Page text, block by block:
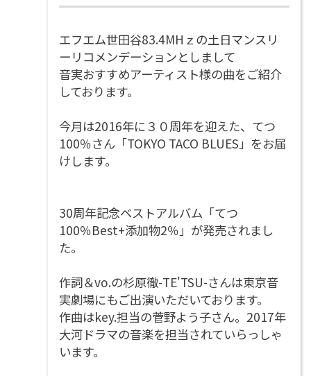
エフエム世田谷83.4MHｚ の土日マンスリ
ーリコメンデーションとしまして
音実おすすめアーティスト様の曲をご紹介
しております。
今月は2016年に３０周年を迎えた、てつ
100％さん「TOKYO TACO BLUES」をお届
けします。
30周年記念ベストアルバム「てつ
100％Best+添加物2％」が発売されまし
た。
作詞＆vo.の杉原徹-TE'TSU-さんは東京音
実劇場にもご出演いただいております。
作曲はkey.担当の菅野よう子さん。2017年
大河ドラマの音楽を担当されていらっしゃ
います。